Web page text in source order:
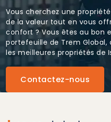
Vous cherchez une
de la valeur tout en vous
confort ? Vous êtes au bon
portefeuille de Trem Global,
les meilleures propriétés de
Contactez-nous